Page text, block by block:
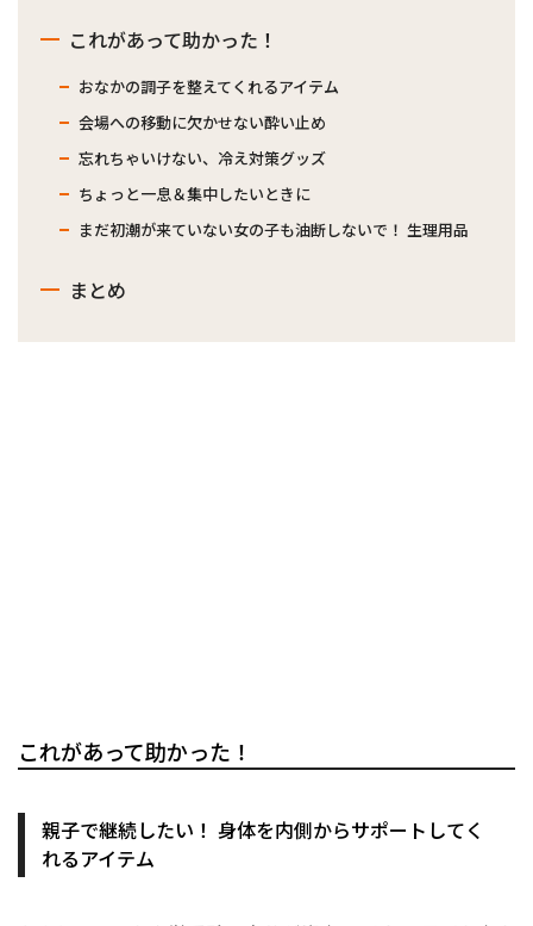
これがあって助かった！
おなかの調子を整えてくれるアイテム
会場への移動に欠かせない酔い止め
忘れちゃいけない、冷え対策グッズ
ちょっと一息＆集中したいときに
まだ初潮が来ていない女の子も油断しないで！ 生理用品
まとめ
これがあって助かった！
親子で継続したい！ 身体を内側からサポートしてく
れるアイテム